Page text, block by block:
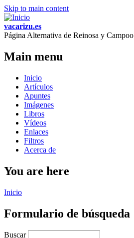
Skip to main content
vacarizu.es
Página Alternativa de Reinosa y Campoo
Main menu
Inicio
Artículos
Apuntes
Imágenes
Libros
Vídeos
Enlaces
Filtros
Acerca de
You are here
Inicio
Formulario de búsqueda
Buscar